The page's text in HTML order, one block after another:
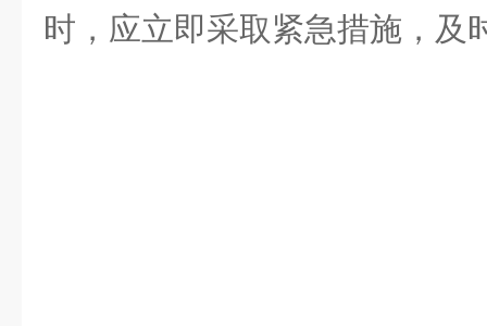
时，应立即采取紧急措施，及